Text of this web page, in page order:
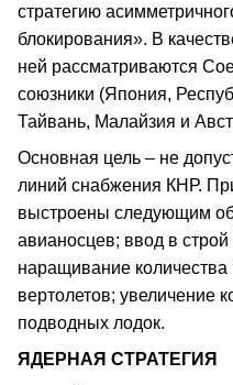
стратегию
блокирования». В
ней рассматриваются
союзники (Япония,
Тайвань, Малайзия и
Основная цель – не
линий снабжения КНР.
выстроены следующим
авианосцев; ввод в
наращивание
вертолетов; увеличение
подводных лодок.
ЯДЕРНАЯ СТРАТЕГИЯ